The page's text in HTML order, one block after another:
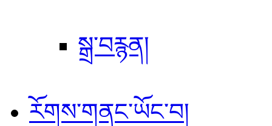
སྒྲ་བརྙན།
རོགས་གནང་ཡོང་བ།